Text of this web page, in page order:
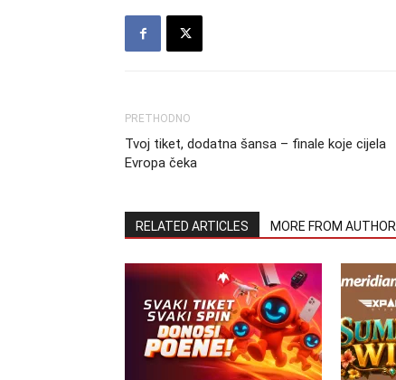
PRETHODNO
Tvoj tiket, dodatna šansa – finale koje cijela
Evropa čeka
RELATED ARTICLES MORE FROM AUTHOR